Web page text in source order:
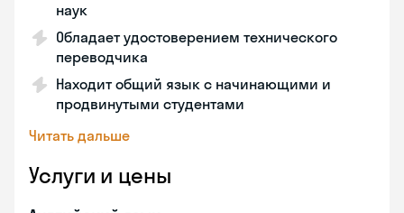
наук
Обладает удостоверением технического
переводчика
Находит общий язык с начинающими и
продвинутыми студентами
Читать дальше
Услуги и цены